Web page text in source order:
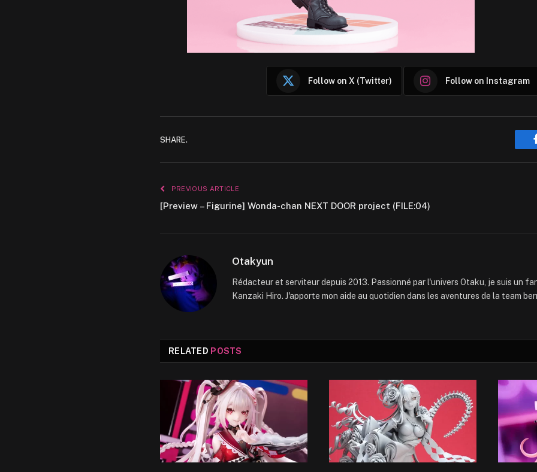
Follow on X (Twitter) Follow on Instagram
SHARE.
PREVIOUS ARTICLE
[Preview – Figurine] Wonda-chan NEXT DOOR project (FILE:04)
Otakyun
Rédacteur et serviteur depuis 2013. Passionné par l'univers Otaku, je suis un
Kanzaki Hiro. J'apporte mon aide au quotidien dans les aventures de la team
RELATED POSTS